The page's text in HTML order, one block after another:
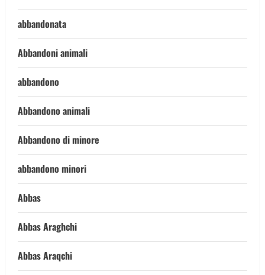
abbandonata
Abbandoni animali
abbandono
Abbandono animali
Abbandono di minore
abbandono minori
Abbas
Abbas Araghchi
Abbas Araqchi